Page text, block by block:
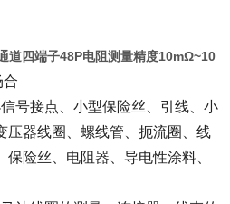
道四端子48P电阻测量精度10mΩ~10
合
号接点、小型保险丝、引线、小
压器线圈、螺线管、扼流圈、线
险丝、电阻器、导电性涂料、